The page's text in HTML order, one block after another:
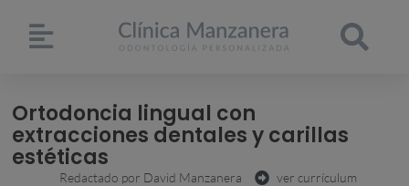
Ortodoncia lingual con
extracciones dentales y carillas
estéticas
Redactado por David Manzanera ver currículum